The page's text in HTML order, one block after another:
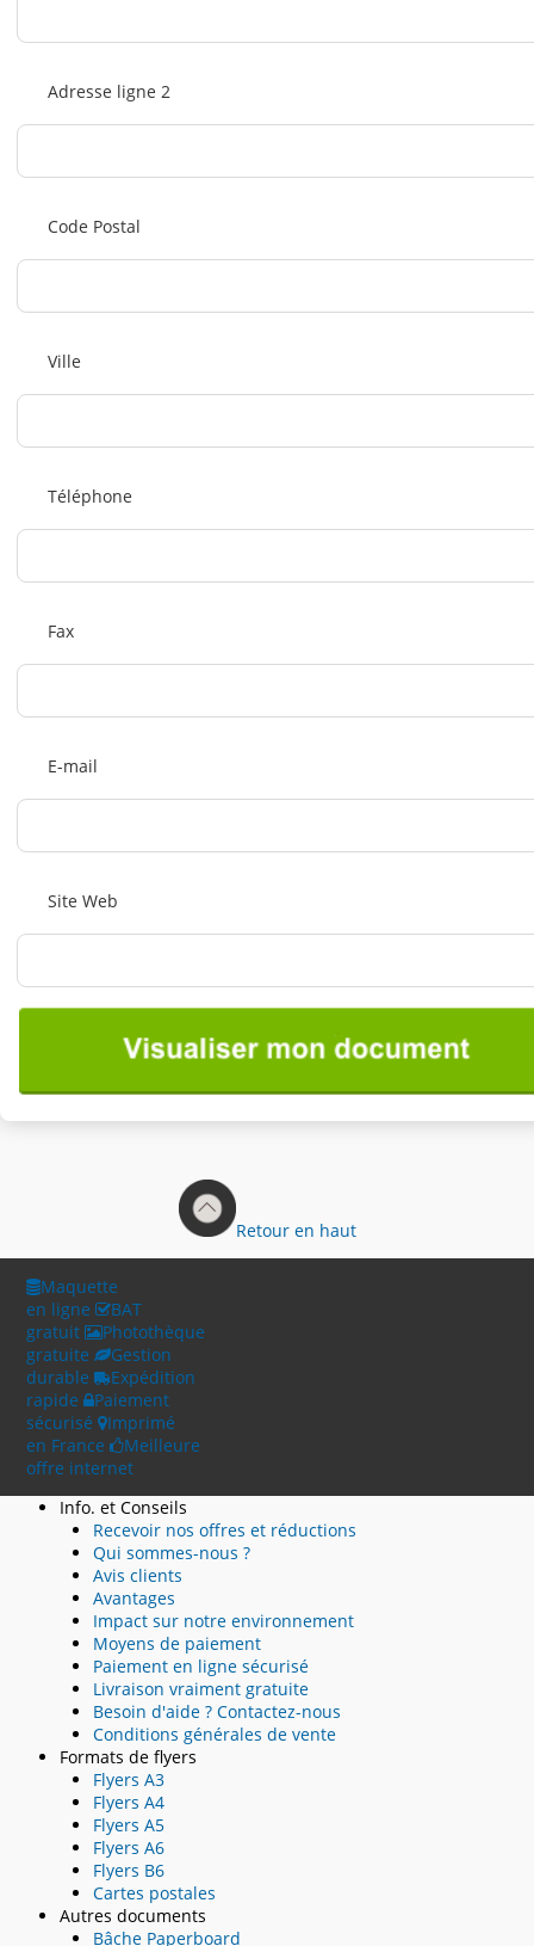
Adresse ligne 2
Code Postal
Ville
Téléphone
Fax
E-mail
Site Web
Retour en haut
Maquette
en ligne
BAT
gratuit
Photothèque
gratuite
Gestion
durable
Expédition
rapide
Paiement
sécurisé
Imprimé
en France
Meilleure
offre internet
Info. et Conseils
Recevoir nos offres et réductions
Qui sommes-nous ?
Avis clients
Avantages
Impact sur notre environnement
Moyens de paiement
Paiement en ligne sécurisé
Livraison vraiment gratuite
Besoin d'aide ? Contactez-nous
Conditions générales de vente
Formats de flyers
Flyers A3
Flyers A4
Flyers A5
Flyers A6
Flyers B6
Cartes postales
Autres documents
Bâche Paperboard